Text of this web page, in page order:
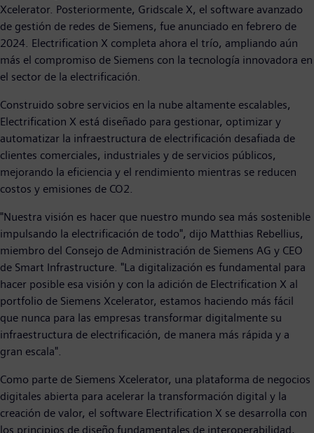
Xcelerator. Posteriormente, Gridscale X, el software avanzado
de gestión de redes de Siemens, fue anunciado en febrero de
2024. Electrification X completa ahora el trío, ampliando aún
más el compromiso de Siemens con la tecnología innovadora en
el sector de la electrificación.
Construido sobre servicios en la nube altamente escalables,
Electrification X está diseñado para gestionar, optimizar y
automatizar la infraestructura de electrificación desafiada de
clientes comerciales, industriales y de servicios públicos,
mejorando la eficiencia y el rendimiento mientras se reducen
costos y emisiones de CO2.
"Nuestra visión es hacer que nuestro mundo sea más sostenible
impulsando la electrificación de todo", dijo Matthias Rebellius,
miembro del Consejo de Administración de Siemens AG y CEO
de Smart Infrastructure. "La digitalización es fundamental para
hacer posible esa visión y con la adición de Electrification X al
portfolio de Siemens Xcelerator, estamos haciendo más fácil
que nunca para las empresas transformar digitalmente su
infraestructura de electrificación, de manera más rápida y a
gran escala".
Como parte de Siemens Xcelerator, una plataforma de negocios
digitales abierta para acelerar la transformación digital y la
creación de valor, el software Electrification X se desarrolla con
los principios de diseño fundamentales de interoperabilidad,